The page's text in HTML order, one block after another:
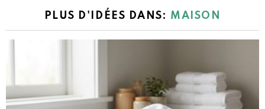
PLUS D'IDÉES DANS: MAISON